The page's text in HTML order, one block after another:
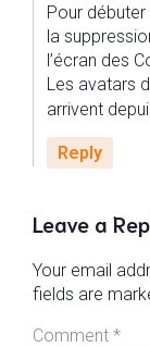
Pour
la
l’écran des
Les avatars
arrivent
Reply
Leave a
Your email
fields are
Comment *